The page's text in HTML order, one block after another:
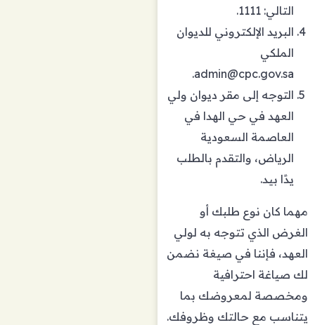
التالي: 1111.
البريد الإلكتروني للديوان
الملكي
admin@cpc.gov.sa
.
التوجه إلى مقر ديوان ولي
العهد في حي الهدا في
العاصمة السعودية
الرياض، والتقدم بالطلب
يدًا بيد.
مهما كان نوع طلبك أو
الغرض الذي تتوجه به لولي
العهد، فإننا في صيغة نضمن
لك صياغة احترافية
ومخصصة لمعروضك بما
يتناسب مع حالتك وظروفك.